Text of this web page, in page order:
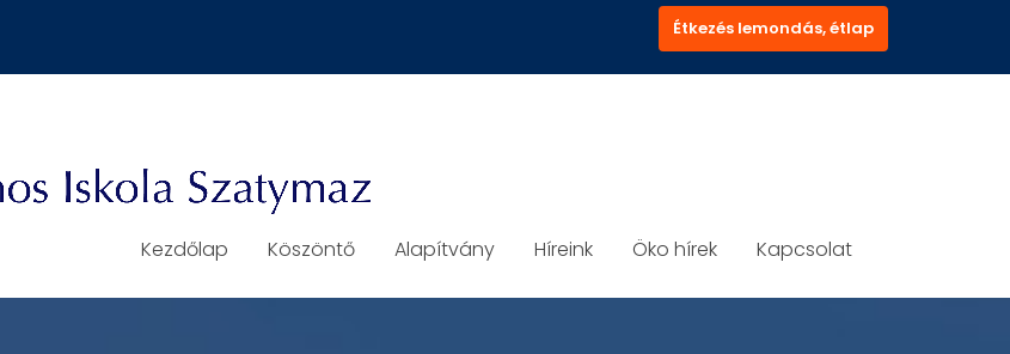
Étkezés lemondás, étlap
Kezdőlap Köszöntő Alapítvány Híreink Öko hírek Kapcsolat